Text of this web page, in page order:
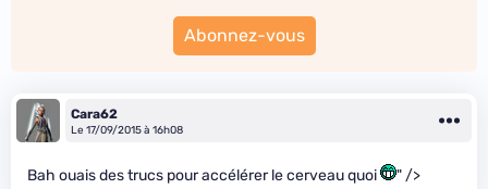
Abonnez-vous
Cara62
Le 17/09/2015 à 16h08
Bah ouais des trucs pour accélérer le cerveau quoi " />